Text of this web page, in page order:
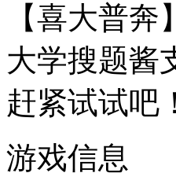
【喜大普奔】
大学搜题酱
赶紧试试吧！
游戏信息